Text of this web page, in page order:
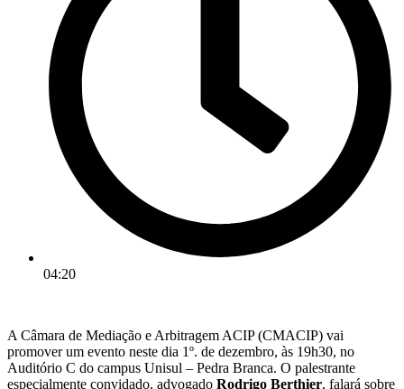
04:20
A Câmara de Mediação e Arbitragem ACIP (CMACIP) vai
promover um evento neste dia 1º. de dezembro, às 19h30, no
Auditório C do campus Unisul – Pedra Branca. O palestrante
especialmente convidado, advogado Rodrigo Berthier, falará sobre